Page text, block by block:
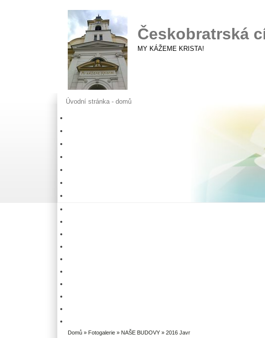
Českobratrská
MY KÁŽEME KRISTA!
Úvodní stránka - domů
Domů » Fotogalerie » NAŠE BUDOVY » 2016 Javr